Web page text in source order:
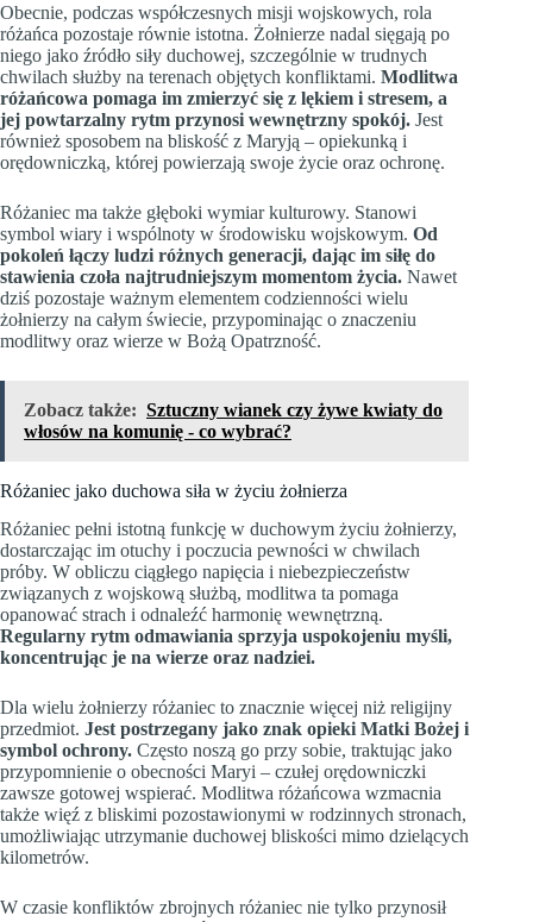
Obecnie, podczas współczesnych misji wojskowych, rola
różańca pozostaje równie istotna. Żołnierze nadal sięgają po
niego jako źródło siły duchowej, szczególnie w trudnych
chwilach służby na terenach objętych konfliktami. Modlitwa
różańcowa pomaga im zmierzyć się z lękiem i stresem, a
jej powtarzalny rytm przynosi wewnętrzny spokój. Jest
również sposobem na bliskość z Maryją – opiekunką i
orędowniczką, której powierzają swoje życie oraz ochronę.
Różaniec ma także głęboki wymiar kulturowy. Stanowi
symbol wiary i wspólnoty w środowisku wojskowym. Od
pokoleń łączy ludzi różnych generacji, dając im siłę do
stawienia czoła najtrudniejszym momentom życia. Nawet
dziś pozostaje ważnym elementem codzienności wielu
żołnierzy na całym świecie, przypominając o znaczeniu
modlitwy oraz wierze w Bożą Opatrzność.
Zobacz także: Sztuczny wianek czy żywe kwiaty do
włosów na komunię - co wybrać?
Różaniec jako duchowa siła w życiu żołnierza
Różaniec pełni istotną funkcję w duchowym życiu żołnierzy,
dostarczając im otuchy i poczucia pewności w chwilach
próby. W obliczu ciągłego napięcia i niebezpieczeństw
związanych z wojskową służbą, modlitwa ta pomaga
opanować strach i odnaleźć harmonię wewnętrzną.
Regularny rytm odmawiania sprzyja uspokojeniu myśli,
koncentrując je na wierze oraz nadziei.
Dla wielu żołnierzy różaniec to znacznie więcej niż religijny
przedmiot. Jest postrzegany jako znak opieki Matki Bożej i
symbol ochrony. Często noszą go przy sobie, traktując jako
przypomnienie o obecności Maryi – czułej orędowniczki
zawsze gotowej wspierać. Modlitwa różańcowa wzmacnia
także więź z bliskimi pozostawionymi w rodzinnych stronach,
umożliwiając utrzymanie duchowej bliskości mimo dzielących
kilometrów.
W czasie konfliktów zbrojnych różaniec nie tylko przynosił